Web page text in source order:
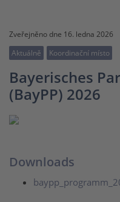
Zveřejněno dne 16. ledna 2026
Aktuálně
Koordinační místo
Bayerisches
(BayPP) 2026
Downloads